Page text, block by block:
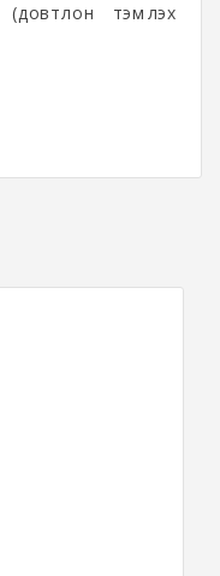
(довтлон тэмүүлэх